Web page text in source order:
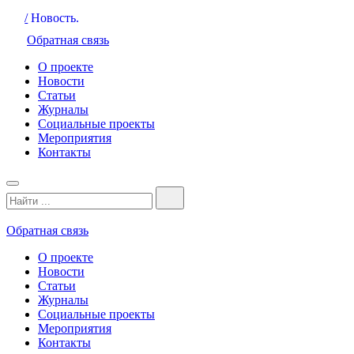
/ Новость.
Обратная связь
О проекте
Новости
Статьи
Журналы
Социальные проекты
Мероприятия
Контакты
Обратная связь
О проекте
Новости
Статьи
Журналы
Социальные проекты
Мероприятия
Контакты